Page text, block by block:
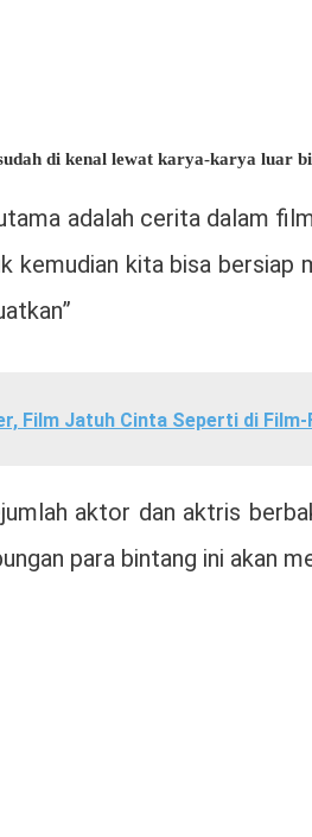
di kenal lewat karya-karya luar
adalah cerita dalam
kemudian kita bisa
Film Jatuh Cinta Seperti di
aktor dan aktris
para bintang ini akan